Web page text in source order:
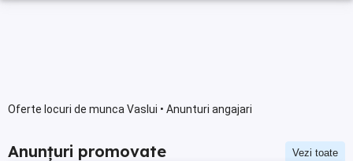
Oferte locuri de munca Vaslui • Anunturi angajari
Anunțuri promovate Vezi toate